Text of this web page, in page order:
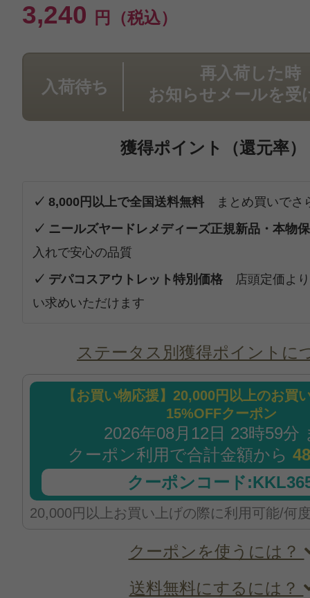
3,240 円（税込）
入荷待ち
再入荷した時
お知らせメールを受
獲得ポイント（還元率）
✓ 8,000円以上で全国送料無料 まとめ買いでさ
✓ ニールズヤードレメディーズ正規新品・本物
入れで安心の品質
✓ デパコスアウトレット特別価格 店頭定価よ
い求めいただけます
ステータス別獲得ポイントに
【お買い物応援】20,000円以上のお買
15%OFFクーポン
2026年08月12日 23時59分
クーポン利用で合計金額から
クーポンコード
20,000円以上お買い上げの際に利用可能/何
クーポンを使うには？
送料無料にするには？